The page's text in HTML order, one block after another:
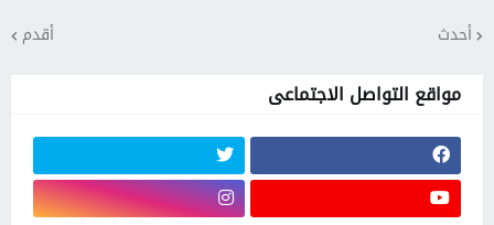
أحدث أقدم
مواقع التواصل الاجتماعى